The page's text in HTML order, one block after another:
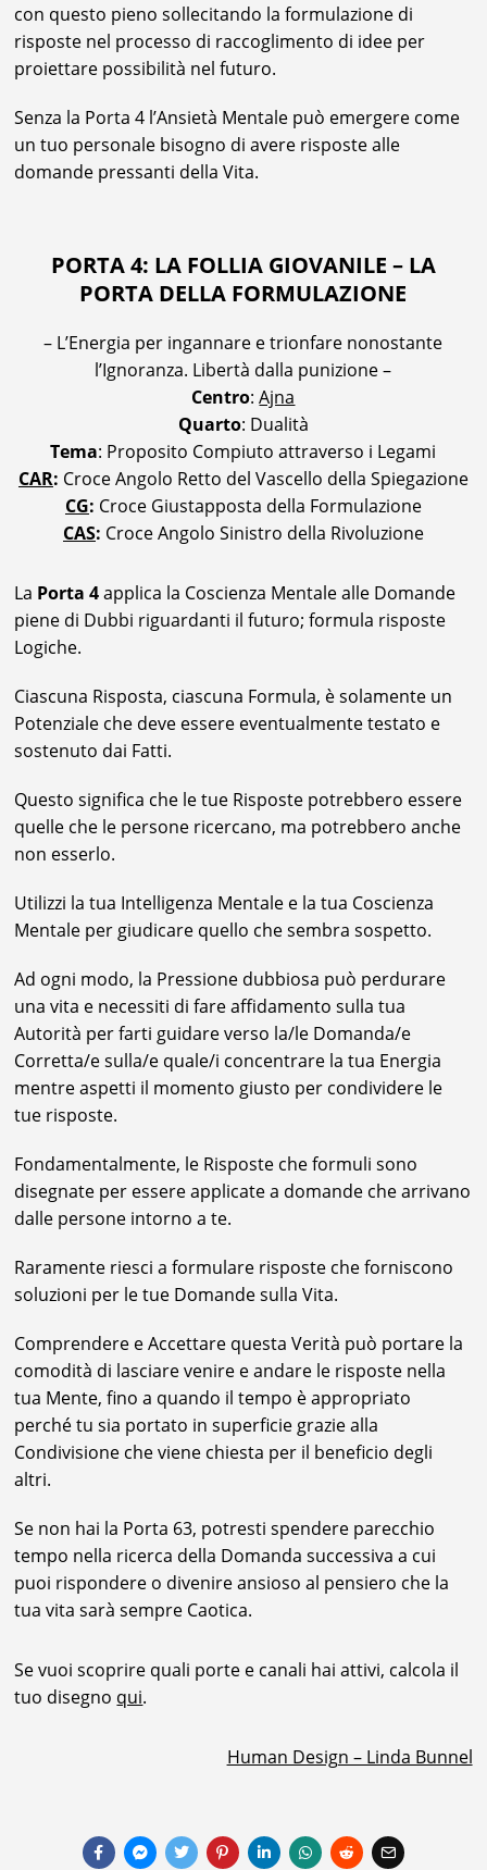
con questo pieno sollecitando la formulazione di
risposte nel processo di raccoglimento di idee per
proiettare possibilità nel futuro.
Senza la Porta 4 l’Ansietà Mentale può emergere come
un tuo personale bisogno di avere risposte alle
domande pressanti della Vita.
PORTA 4: LA FOLLIA GIOVANILE – LA
PORTA DELLA FORMULAZIONE
– L’Energia per ingannare e trionfare nonostante
l’Ignoranza. Libertà dalla punizione –
Centro:Ajna
Quarto: Dualità
Tema: Proposito Compiuto attraverso i Legami
CAR: Croce Angolo Retto del Vascello della Spiegazione
CG: Croce Giustapposta della Formulazione
CAS: Croce Angolo Sinistro della Rivoluzione
La Porta 4applica la Coscienza Mentale alle Domande
piene di Dubbi riguardanti il futuro; formula risposte
Logiche.
Ciascuna Risposta, ciascuna Formula, è solamente un
Potenziale che deve essere eventualmente testato e
sostenuto dai Fatti.
Questo significa che le tue Risposte potrebbero essere
quelle che le persone ricercano, ma potrebbero anche
non esserlo.
Utilizzi la tua Intelligenza Mentale e la tua Coscienza
Mentale per giudicare quello che sembra sospetto.
Ad ogni modo, la Pressione dubbiosa può perdurare
una vita e necessiti di fare affidamento sulla tua
Autorità per farti guidare verso la/le Domanda/e
Corretta/e sulla/e quale/i concentrare la tua Energia
mentre aspetti il momento giusto per condividere le
tue risposte.
Fondamentalmente, le Risposte che formuli sono
disegnate per essere applicate a domande che arrivano
dalle persone intorno a te.
Raramente riesci a formulare risposte che forniscono
soluzioni per le tue Domande sulla Vita.
Comprendere e Accettare questa Verità può portare la
comodità di lasciare venire e andare le risposte nella
tua Mente, fino a quando il tempo è appropriato
perché tu sia portato in superficie grazie alla
Condivisione che viene chiesta per il beneficio degli
altri.
Se non hai la Porta 63, potresti spendere parecchio
tempo nella ricerca della Domanda successiva a cui
puoi rispondere o divenire ansioso al pensiero che la
tua vita sarà sempre Caotica.
Se vuoi scoprire quali porte e canali hai attivi, calcola il
tuo disegno qui.
Human Design – Linda Bunnel